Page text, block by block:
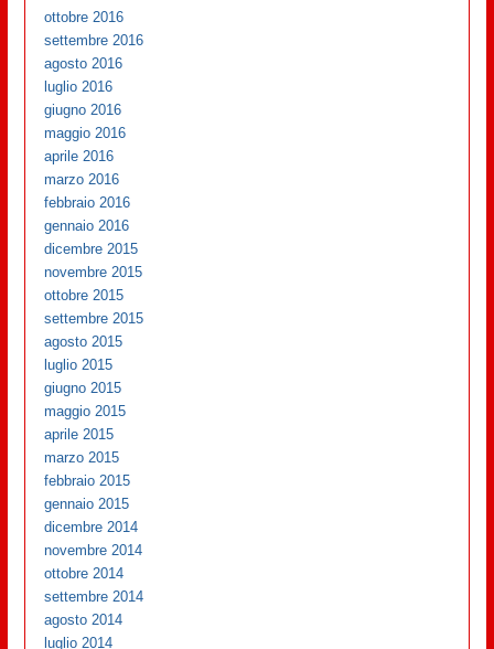
ottobre 2016
settembre 2016
agosto 2016
luglio 2016
giugno 2016
maggio 2016
aprile 2016
marzo 2016
febbraio 2016
gennaio 2016
dicembre 2015
novembre 2015
ottobre 2015
settembre 2015
agosto 2015
luglio 2015
giugno 2015
maggio 2015
aprile 2015
marzo 2015
febbraio 2015
gennaio 2015
dicembre 2014
novembre 2014
ottobre 2014
settembre 2014
agosto 2014
luglio 2014